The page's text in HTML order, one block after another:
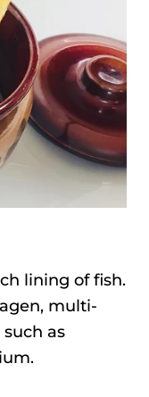
lining of fish.
multi-
as